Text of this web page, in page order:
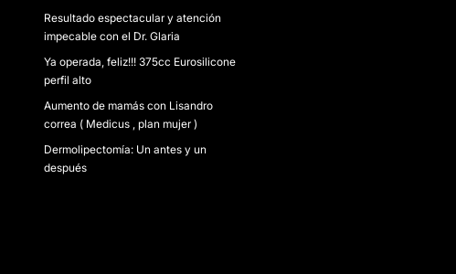
Resultado espectacular y atención
impecable con el Dr. Glaria
Ya operada, feliz!!! 375cc Eurosilicone
perfil alto
Aumento de mamás con Lisandro
correa ( Medicus , plan mujer )
Dermolipectomía: Un antes y un
después